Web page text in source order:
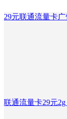
29元联通流量卡
联通流量卡29元